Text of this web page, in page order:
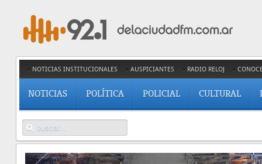
NOTICIAS INSTITUCIONALES AUSPICIANTES RADIO RELOJ
NOTICIAS POLÍTICA POLICIAL CULTURAL